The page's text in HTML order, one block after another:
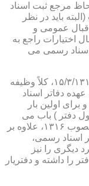
از لحاظ مرجع ثبت اسناد
باید در نظر
به سال ۱۳۱۶ شاهد اقبال عمومی و
اختیارات راجع به
رسمی می
با وضع قانون دفاتر اسناد رسمی در مورخه ۱۵/۳/۱۳۱۶، كلاً وظیفه
دفاتر اسناد
اولین بار
دفتر ) باب می
شود. قانونگذار در قانون دفاتر اسناد رسمی مصوب ۱۳۱۶، علاوه بر
اسناد رسمی،
را نیز
را داشته و دفتریار